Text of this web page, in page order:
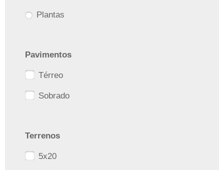
Plantas
Pavimentos
Térreo
Sobrado
Terrenos
5x20